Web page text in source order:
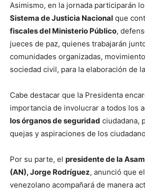
Asimismo, en la jornada participarán
Sistema de Justicia Nacional que
fiscales del Ministerio Público,
jueces de paz, quienes trabajarán
comunidades organizadas,
sociedad civil, para la elaboración de
Cabe destacar que la Presidenta
importancia de involucrar a todos los
los órganos de seguridad ciudadana,
quejas y aspiraciones de los
Por su parte, el presidente de la
(AN), Jorge Rodríguez, anunció que
venezolano acompañará de manera